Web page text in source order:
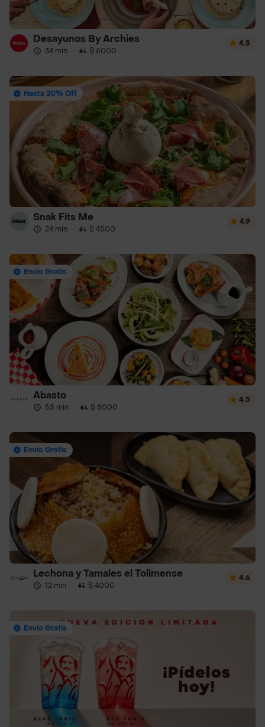
Desayunos By Archies
34 min · $ 6000
4.5
Hasta 20% Off
Snak Fits Me
24 min · $ 4500
4.9
Envío Gratis
Abasto
55 min · $ 8000
4.5
Envío Gratis
Lechona y Tamales el Tolimense
12 min · $ 4000
4.6
Envío Gratis